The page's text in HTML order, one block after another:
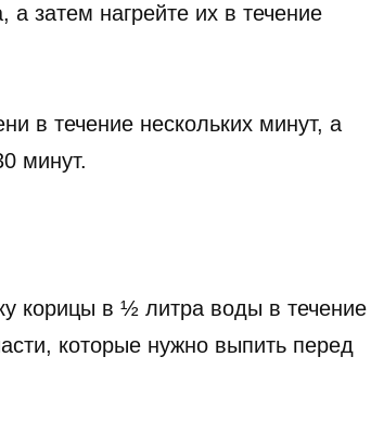
затем нагрейте их в течение
в течение нескольких минут, а
минут.
корицы в ½ литра воды в течение
которые нужно выпить перед